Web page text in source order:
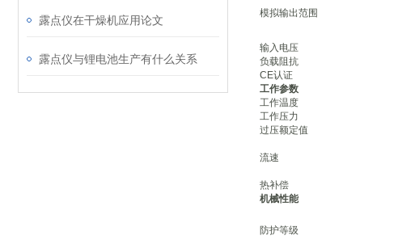
露点仪在干燥机应用论文
露点仪与锂电池生产有什么关系
模拟输出范围
输入电压
负载阻抗
CE认证
工作参数
工作温度
工作压力
过压额定值
流速
热补偿
机械性能
防护等级